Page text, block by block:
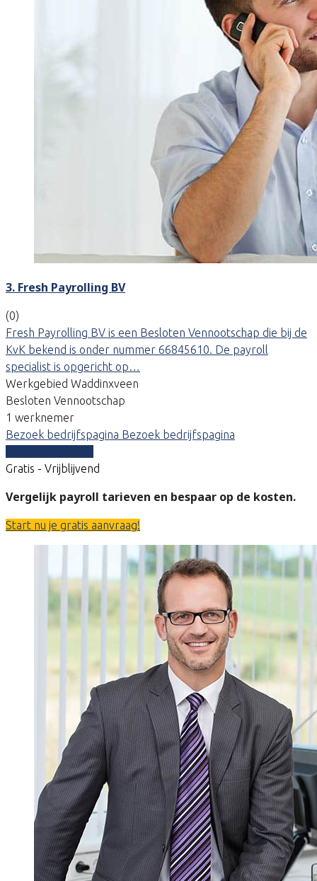
3. Fresh Payrolling BV
(0)
Fresh Payrolling BV is een Besloten Vennootschap die bij de
KvK bekend is onder nummer 66845610. De payroll
specialist is opgericht op…
Werkgebied Waddinxveen
Besloten Vennootschap
1 werknemer
Bezoek bedrijfspagina Bezoek bedrijfspagina
Gratis - Vrijblijvend
Vergelijk payroll tarieven en bespaar op de kosten.
Start nu je gratis aanvraag!